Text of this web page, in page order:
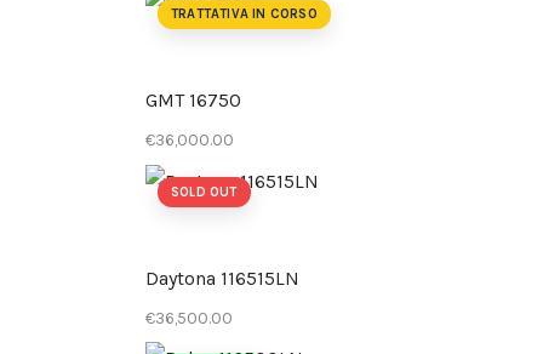
TRATTATIVA IN CORSO
GMT 16750
€36,000.00
SOLD OUT
Daytona 116515LN
€36,500.00